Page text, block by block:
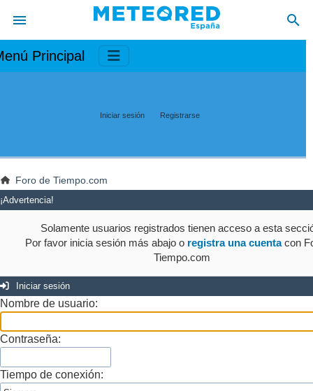
Principal
Iniciar sesión Registrarse
Foro de Tiempo.com
¡Advertencia!
Solamente usuarios registrados tienen acceso a esta
Por favor inicia sesión más abajo o registra una cuentacon
Tiempo.com
Iniciar sesión
Nombre de usuario:
Contraseña:
Tiempo de conexión: